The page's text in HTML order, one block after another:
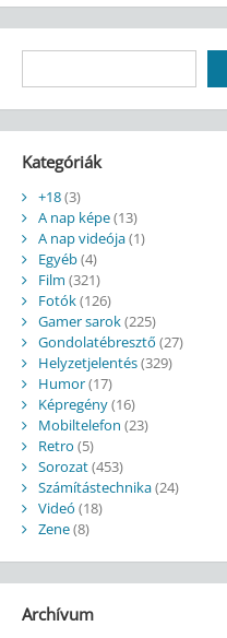
Kategóriák
+18(3)
A nap képe(13)
A nap videója(1)
Egyéb(4)
Film (321)
Fotók(126)
Gamer sarok(225)
Gondolatébresztő (27)
Helyzetjelentés(329)
Humor(17)
Képregény(16)
Mobiltelefon (23)
Retro (5)
Sorozat(453)
Számítástechnika(24)
Videó (18)
Zene(8)
Archívum